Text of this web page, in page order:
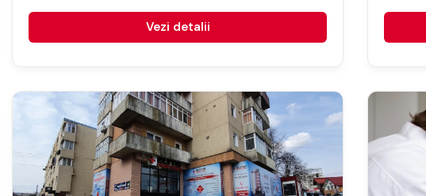
Vezi detalii